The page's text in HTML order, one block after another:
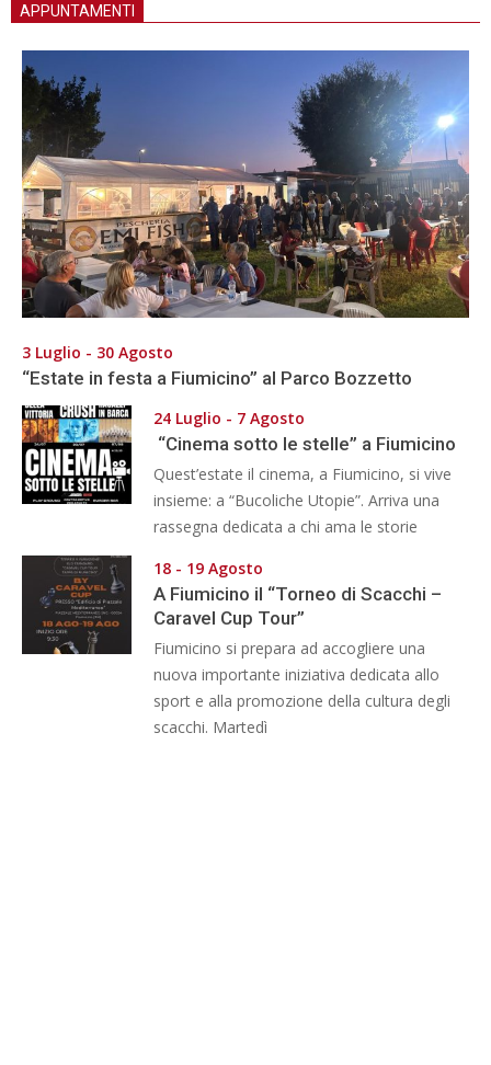
APPUNTAMENTI
3 Luglio - 30 Agosto
“Estate in festa a Fiumicino” al Parco Bozzetto
24 Luglio - 7 Agosto
“Cinema sotto le stelle” a Fiumicino
Quest’estate il cinema, a Fiumicino, si vive
insieme: a “Bucoliche Utopie”. Arriva una
rassegna dedicata a chi ama le storie
18 - 19 Agosto
A Fiumicino il “Torneo di Scacchi –
Caravel Cup Tour”
Fiumicino si prepara ad accogliere una
nuova importante iniziativa dedicata allo
sport e alla promozione della cultura degli
scacchi. Martedì